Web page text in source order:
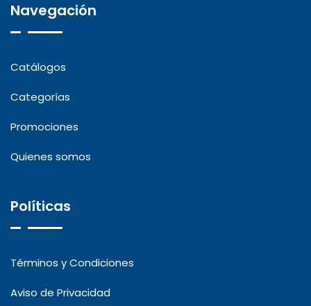
Navegación
Catálogos
Categorías
Promociones
Quienes somos
Políticas
Términos y Condiciones
Aviso de Privacidad